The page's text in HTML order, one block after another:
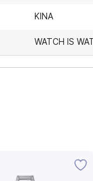
KINA
WATCH IS